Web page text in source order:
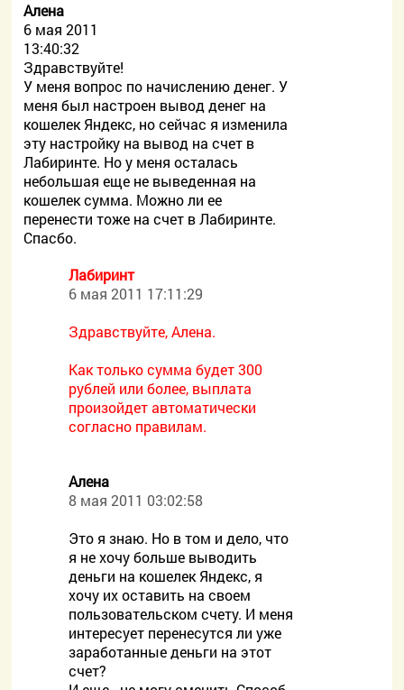
Алена
6 мая 2011
13:40:32
Здравствуйте!
У меня вопрос по начислению денег. У
меня был настроен вывод денег на
кошелек Яндекс, но сейчас я изменила
эту настройку на вывод на счет в
Лабиринте. Но у меня осталась
небольшая еще не выведенная на
кошелек сумма. Можно ли ее
перенести тоже на счет в Лабиринте.
Спасбо.
Лабиринт
6 мая 2011 17:11:29
Здравствуйте, Алена.
Как только сумма будет 300
рублей или более, выплата
произойдет автоматически
согласно правилам.
Алена
8 мая 2011 03:02:58
Это я знаю. Но в том и дело, что
я не хочу больше выводить
деньги на кошелек Яндекс, я
хочу их оставить на своем
пользовательском счету. И меня
интересует перенесутся ли уже
заработанные деньги на этот
счет?